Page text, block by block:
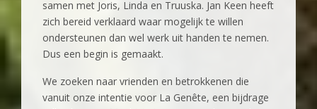
samen met Joris, Linda en Truuska. Jan Keen heeft
zich bereid verklaard waar mogelijk te willen
ondersteunen dan wel werk uit handen te nemen.
Dus een begin is gemaakt.
We zoeken naar vrienden en betrokkenen die
vanuit onze intentie voor La Genête, een bijdrage